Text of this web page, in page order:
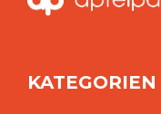
KATEGORIEN